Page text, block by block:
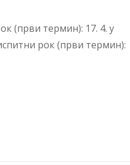
(први термин): 17. 4. у
испитни рок (први термин):